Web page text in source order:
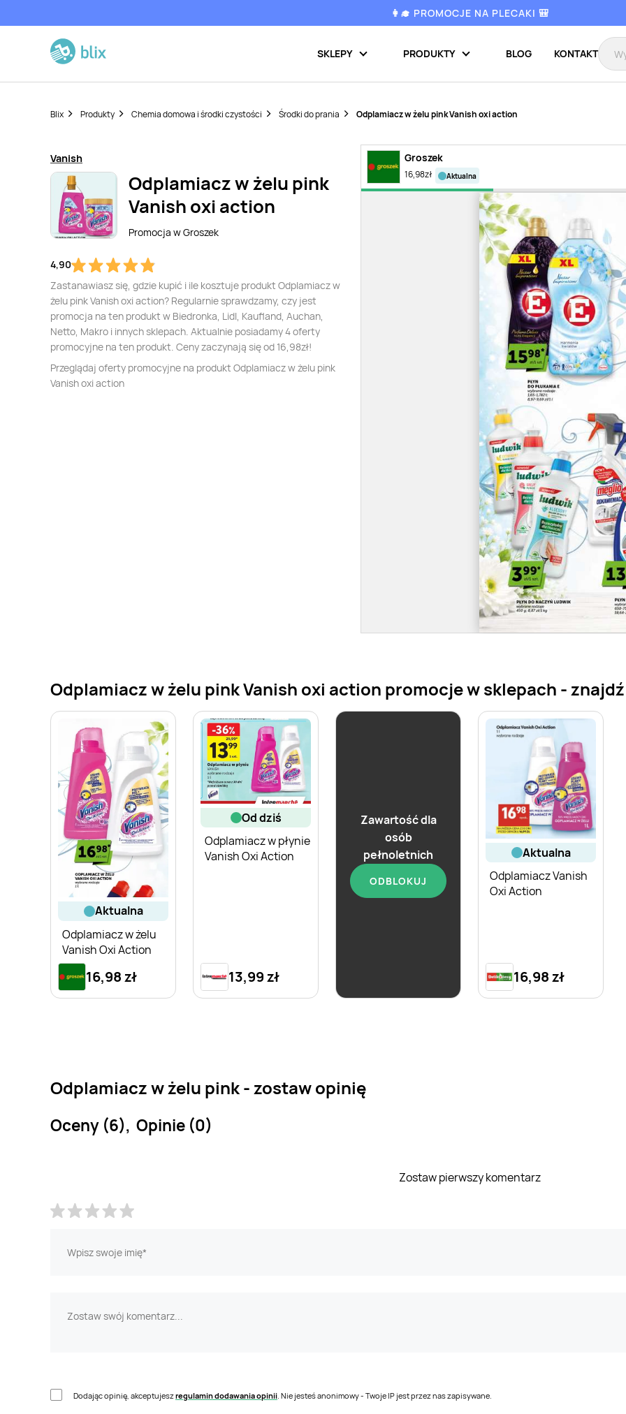
👩‍🎓 PROMOCJE NA PLECAKI 🎒
SKLEPY PRODUKTY BLOG KONTAKT
Blix Produkty Chemia domowa i środki czystości Środki do prania Odplamiacz w żelu pink Vanish oxi action
Vanish
Odplamiacz w żelu pink
Vanish oxi action
Promocja wGroszek
4,90
Zastanawiasz się, gdzie kupić i ile kosztuje produkt Odplamiacz w
żelu pink Vanish oxi action? Regularnie sprawdzamy, czy jest
promocja na ten produkt w Biedronka, Lidl, Kaufland, Auchan,
Netto, Makro i innych sklepach. Aktualnie posiadamy 4 oferty
promocyjne na ten produkt. Ceny zaczynają się od 16,98zł!
Przeglądaj oferty promocyjne na produkt Odplamiacz w żelu pink
Vanish oxi action
Groszek
16,98zł aktualna
Odplamiacz w żelu pink Vanish oxi action promocje w sklepach -
aktualna
Odplamiacz w żelu
Vanish Oxi Action
16,98 zł
od dziś
Odplamiacz w płynie
Vanish Oxi Action
13,99 zł
Zawartość dla
osób
pełnoletnich
ODBLOKUJ
aktualna
Odplamiacz Vanish
aktualna
Odplamiacz Vanish
Oxi Action
16,98 zł
Odplamiacz w żelu pink - zostaw opinię
Oceny (6), Opinie (0)
Zostaw pierwszy komentarz
Dodając opinię, akceptujeszregulamin dodawania opinii . Nie jesteś anonimowy - Twoje IP jest przez nas zapisywane.